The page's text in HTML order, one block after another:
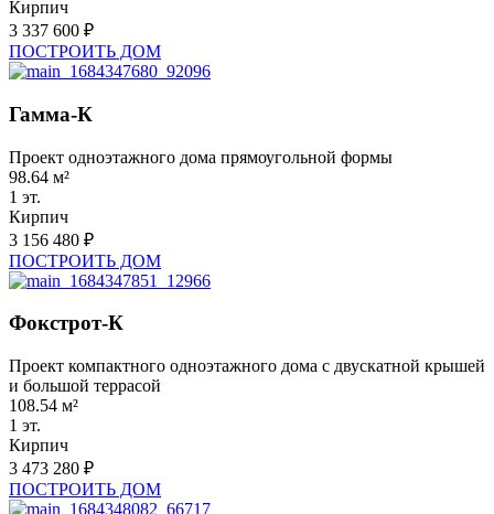
Кирпич
3 337 600 ₽
ПОСТРОИТЬ ДОМ
Гамма-К
Проект одноэтажного дома прямоугольной формы
98.64 м²
1 эт.
Кирпич
3 156 480 ₽
ПОСТРОИТЬ ДОМ
Фокстрот-К
Проект компактного одноэтажного дома с двускатной крышей
и большой террасой
108.54 м²
1 эт.
Кирпич
3 473 280 ₽
ПОСТРОИТЬ ДОМ